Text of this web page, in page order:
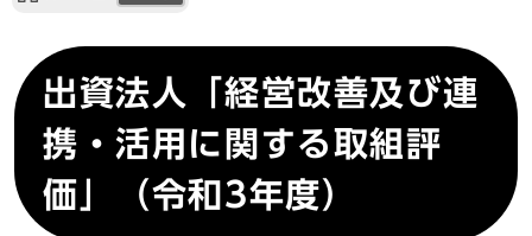
出資法人「経営改善及び連
携・活用に関する取組評
価」（令和3年度）